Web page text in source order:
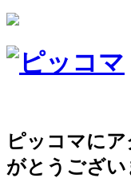
ピッコマに
がとうござい